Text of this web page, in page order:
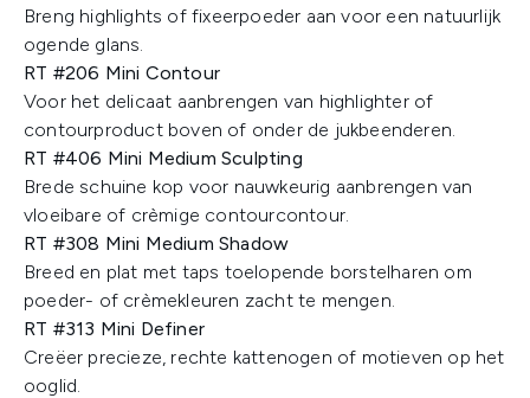
Breng highlights of fixeerpoeder aan voor een natuurlijk
ogende glans.
RT #206 Mini Contour
Voor het delicaat aanbrengen van highlighter of
contourproduct boven of onder de jukbeenderen.
RT #406 Mini Medium Sculpting
Brede schuine kop voor nauwkeurig aanbrengen van
vloeibare of crèmige contourcontour.
RT #308 Mini Medium Shadow
Breed en plat met taps toelopende borstelharen om
poeder- of crèmekleuren zacht te mengen.
RT #313 Mini Definer
Creëer precieze, rechte kattenogen of motieven op het
ooglid.